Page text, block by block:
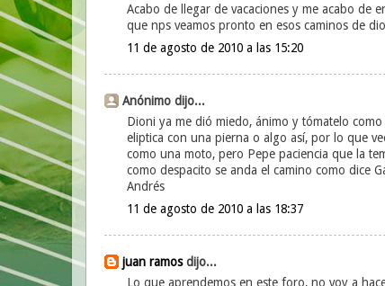
Acabo de llegar de vacaciones y me acabo de
que nps veamos pronto en esos caminos de
11 de agosto de 2010 a las 15:20
Anónimo dijo...
Dioni ya me dió miedo, ánimo y tómatelo
eliptica con una pierna o algo así, por lo que
como una moto, pero Pepe paciencia que la
como despacito se anda el camino como dice
Andrés
11 de agosto de 2010 a las 18:37
juan ramosdijo...
Lo que aprendemos en este foro, no voy a